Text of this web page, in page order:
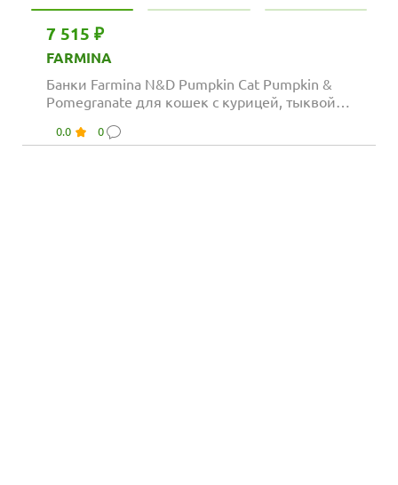
7 515 ₽
FARMINA
Банки Farmina N&D Pumpkin Cat Pumpkin &
Pomegranate для кошек с курицей, тыквой
0.0 0